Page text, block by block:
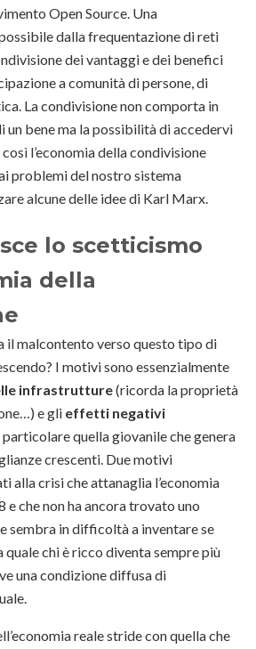
Open Source. Una
dalla frequentazione di reti
dei vantaggi e dei benefici
a comunità di persone, di
La condivisione non comporta in
un bene ma la possibilità di accedervi
l’economia della condivisione
problemi del nostro sistema
alcune delle idee di Karl Marx.
lo scetticismo
della
il malcontento verso questo tipo di
I motivi sono essenzialmente
infrastrutture(ricorda la proprietà
e gli effetti negativi
particolare quella giovanile che genera
crescenti. Due motivi
alla crisi che attanaglia l’economia
che non ha ancora trovato uno
sembra in difficoltà a inventare se
quale chi è ricco diventa sempre più
una condizione diffusa di
reale stride con quella che